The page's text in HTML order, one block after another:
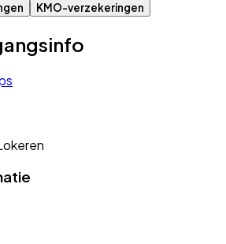
KMO-verzekeringen